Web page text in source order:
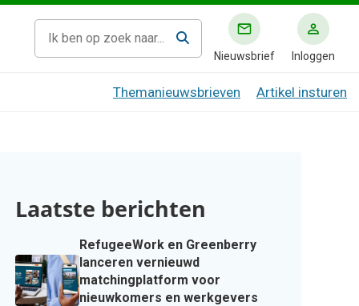
Nieuwsbrief Inloggen
Themanieuwsbrieven Artikel insturen
Laatste berichten
RefugeeWork en Greenberry
lanceren vernieuwd
matchingplatform voor
nieuwkomers en werkgevers